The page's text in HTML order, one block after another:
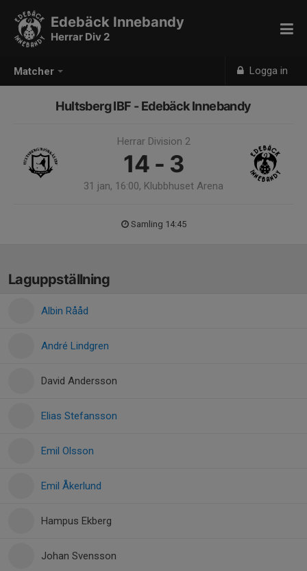
Matcher Logga in
Edebäck Innebandy
Herrar Div 2
Hultsberg IBF - Edebäck Innebandy
Herrar Division 2
14 - 3
31 jan, 16:00, Klubbhuset Arena
Samling 14:45
Laguppställning
Albin Rååd
André Lindgren
David Andersson
Elias Stefansson
Emil Olsson
Emil Åkerlund
Hampus Ekberg
Johan Svensson